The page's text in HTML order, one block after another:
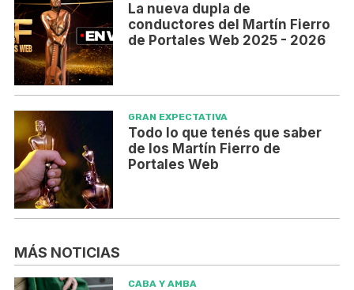
La nueva dupla de
conductores del Martín Fierro
de Portales Web 2025 - 2026
GRAN EXPECTATIVA
Todo lo que tenés que saber
de los Martín Fierro de
Portales Web
MÁS NOTICIAS
CABA Y AMBA